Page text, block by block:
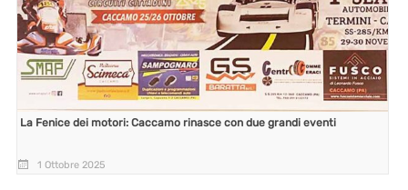
La Fenice dei motori: Caccamo rinasce con due grandi eventi
1 Ottobre 2025